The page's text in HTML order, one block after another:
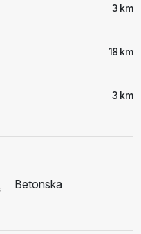
3 km
18 km
3 km
Betonska